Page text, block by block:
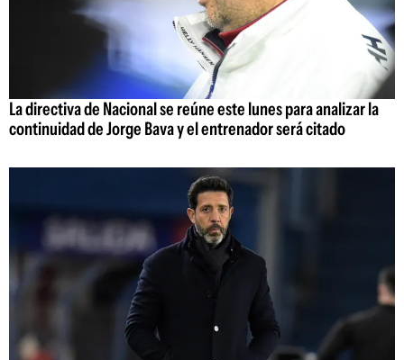
La directiva de Nacional se reúne este lunes para analizar la
continuidad de Jorge Bava y el entrenador será citado